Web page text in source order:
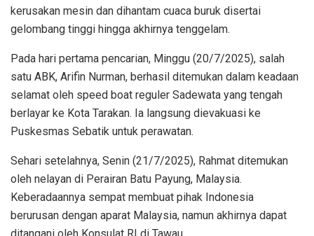
kerusakan mesin dan dihantam cuaca buruk disertai
gelombang tinggi hingga akhirnya tenggelam.
Pada hari pertama pencarian, Minggu (20/7/2025), salah
satu ABK, Arifin Nurman, berhasil ditemukan dalam keadaan
selamat oleh speed boat reguler Sadewata yang tengah
berlayar ke Kota Tarakan. Ia langsung dievakuasi ke
Puskesmas Sebatik untuk perawatan.
Sehari setelahnya, Senin (21/7/2025), Rahmat ditemukan
oleh nelayan di Perairan Batu Payung, Malaysia.
Keberadaannya sempat membuat pihak Indonesia
berurusan dengan aparat Malaysia, namun akhirnya dapat
ditangani oleh Konsulat RI di Tawau.